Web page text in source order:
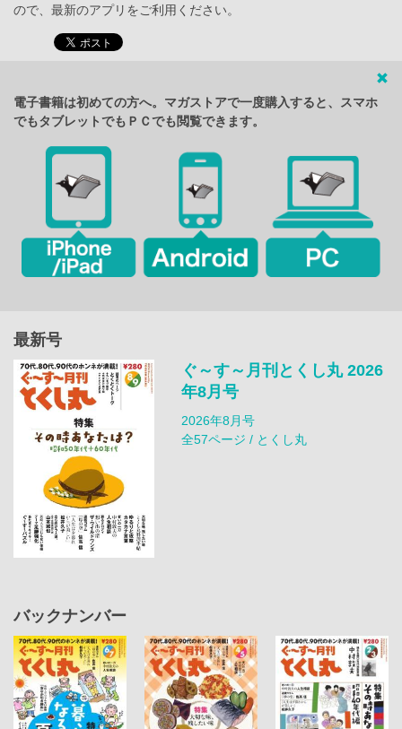
ので、最新のアプリをご利用ください。
電子書籍は初めての方へ。マガストアで一度購入すると、スマホ
でもタブレットでもＰＣでも閲覧できます。
最新号
ぐ～す～月刊とくし丸 2026
年8月号
2026年8月号
全57ページ / とくし丸
バックナンバー